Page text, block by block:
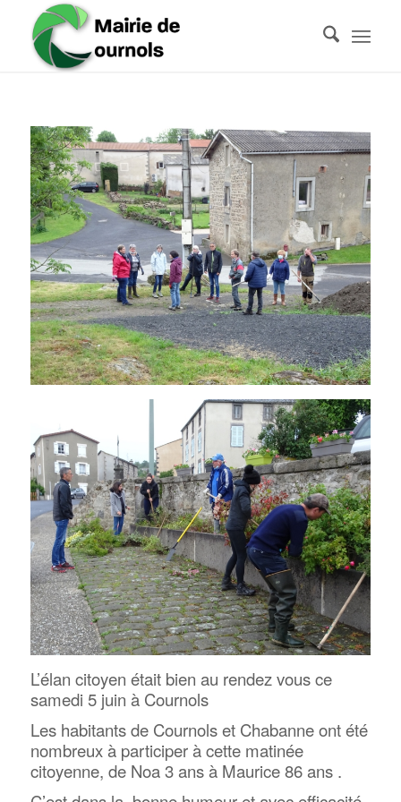
L’élan citoyen était bien au rendez vous ce
samedi 5 juin à Cournols
Les habitants de Cournols et Chabanne ont été
nombreux à participer à cette matinée
citoyenne, de Noa 3 ans à Maurice 86 ans .